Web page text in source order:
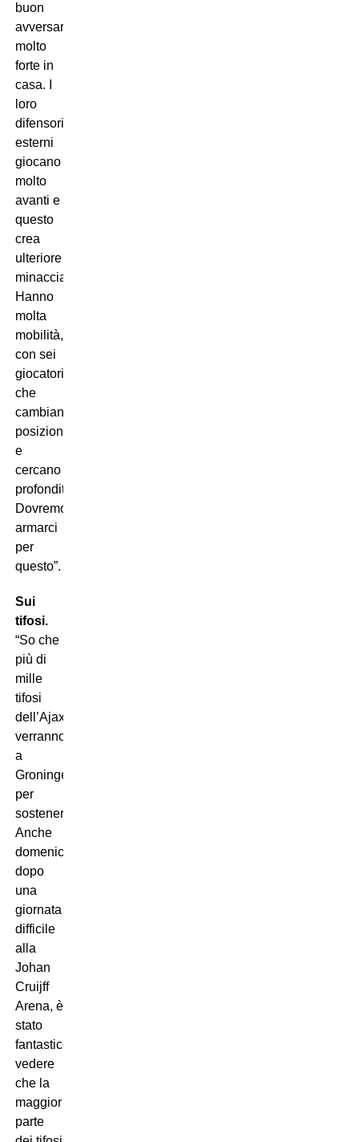
buon
avversario,
molto
forte in
casa. I
loro
difensori
esterni
giocano
molto
avanti e
questo
crea
ulteriore
minaccia.
Hanno
molta
mobilità,
con sei
giocatori
che
cambiano
posizione
e
cercano
profondità.
Dovremo
armarci
per
questo”.
Sui
tifosi.
“So che
più di
mille
tifosi
dell’Ajax
verranno
a
Groningen
per
sostenerci.
Anche
domenica,
dopo
una
giornata
difficile
alla
Johan
Cruijff
Arena, è
stato
fantastico
vedere
che la
maggior
parte